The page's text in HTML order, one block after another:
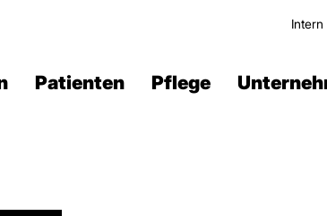
Intern
Patienten Pflege